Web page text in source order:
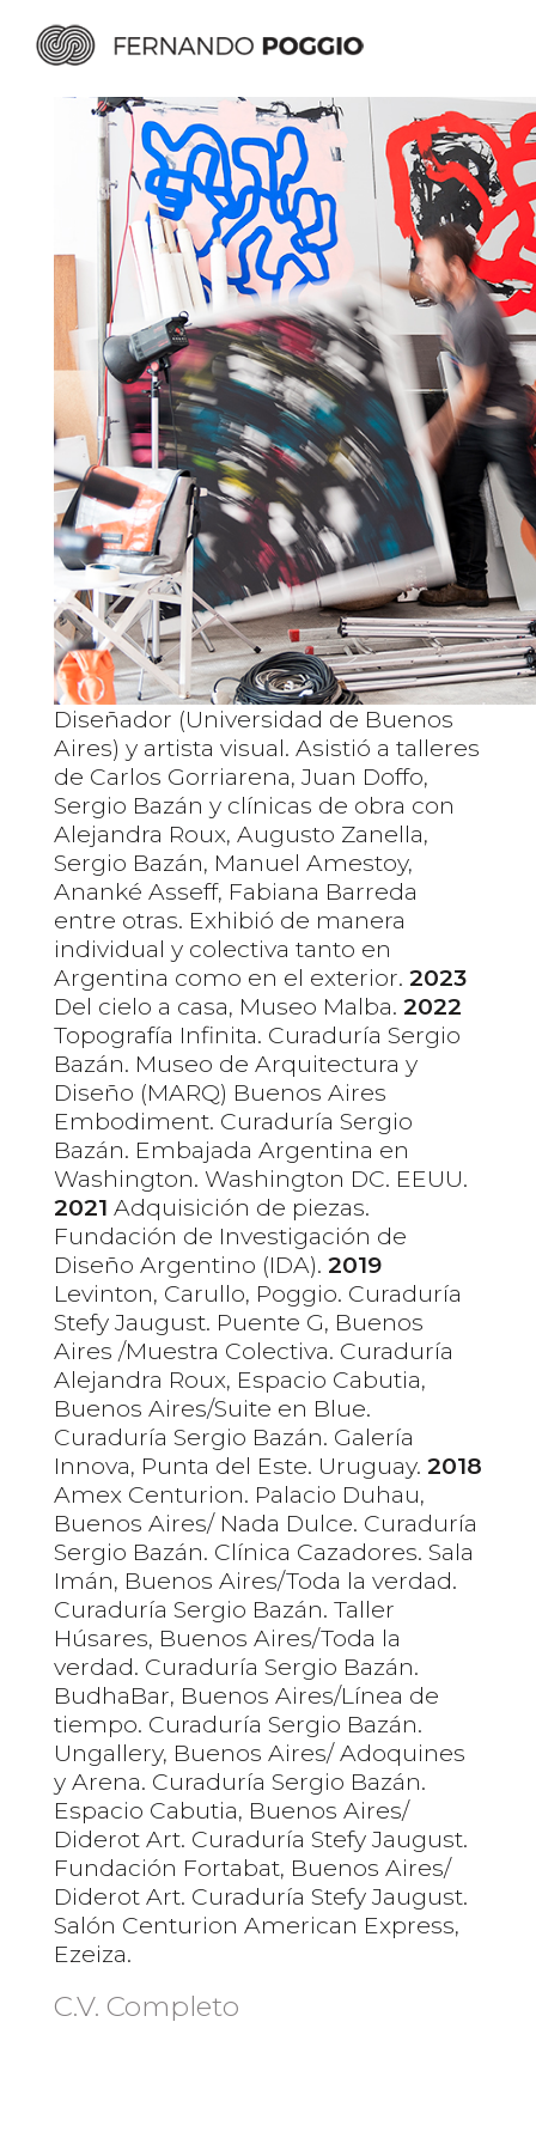
BIOGRAFÍA
Diseñador (Universidad de Buenos
Aires) y artista visual. Asistió a talleres
de Carlos Gorriarena, Juan Doffo,
Sergio Bazán y clínicas de obra con
Alejandra Roux, Augusto Zanella,
Sergio Bazán, Manuel Amestoy,
Ananké Asseff, Fabiana Barreda
entre otras. Exhibió de manera
individual y colectiva tanto en
Argentina como en el exterior. 2023
Del cielo a casa, Museo Malba. 2022
Topografía Infinita. Curaduría Sergio
Bazán. Museo de Arquitectura y
Diseño (MARQ) Buenos Aires
Embodiment. Curaduría Sergio
Bazán. Embajada Argentina en
Washington. Washington DC. EEUU.
2021 Adquisición de piezas.
Fundación de Investigación de
Diseño Argentino (IDA). 2019
Levinton, Carullo, Poggio. Curaduría
Stefy Jaugust. Puente G, Buenos
Aires /Muestra Colectiva. Curaduría
Alejandra Roux, Espacio Cabutia,
Buenos Aires/Suite en Blue.
Curaduría Sergio Bazán. Galería
Innova, Punta del Este. Uruguay. 2018
Amex Centurion. Palacio Duhau,
Buenos Aires/ Nada Dulce. Curaduría
Sergio Bazán. Clínica Cazadores. Sala
Imán, Buenos Aires/Toda la verdad.
Curaduría Sergio Bazán. Taller
Húsares, Buenos Aires/Toda la
verdad. Curaduría Sergio Bazán.
BudhaBar, Buenos Aires/Línea de
tiempo. Curaduría Sergio Bazán.
Ungallery, Buenos Aires/ Adoquines
y Arena. Curaduría Sergio Bazán.
Espacio Cabutia, Buenos Aires/
Diderot Art. Curaduría Stefy Jaugust.
Fundación Fortabat, Buenos Aires/
Diderot Art. Curaduría Stefy Jaugust.
Salón Centurion American Express,
Ezeiza.
C.V. Completo